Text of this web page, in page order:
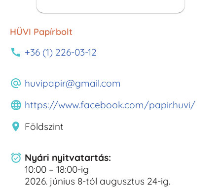
HÜVI Papírbolt​
+36 (1) 226-03-12
huvipapir@gmail.com
https://www.facebook.com/papir.huvi/
Földszint
Nyári nyitvatartás:
10:00 – 18:00-ig
2026. június 8-tól augusztus 24-ig.